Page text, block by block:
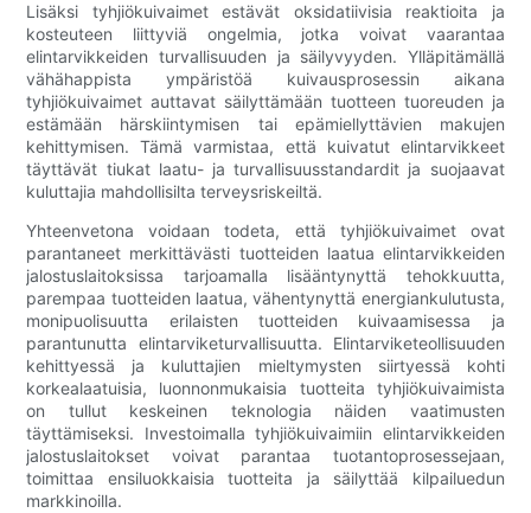
Lisäksi tyhjiökuivaimet estävät oksidatiivisia reaktioita ja
kosteuteen liittyviä ongelmia, jotka voivat vaarantaa
elintarvikkeiden turvallisuuden ja säilyvyyden. Ylläpitämällä
vähähappista ympäristöä kuivausprosessin aikana
tyhjiökuivaimet auttavat säilyttämään tuotteen tuoreuden ja
estämään härskiintymisen tai epämiellyttävien makujen
kehittymisen. Tämä varmistaa, että kuivatut elintarvikkeet
täyttävät tiukat laatu- ja turvallisuusstandardit ja suojaavat
kuluttajia mahdollisilta terveysriskeiltä.
Yhteenvetona voidaan todeta, että tyhjiökuivaimet ovat
parantaneet merkittävästi tuotteiden laatua elintarvikkeiden
jalostuslaitoksissa tarjoamalla lisääntynyttä tehokkuutta,
parempaa tuotteiden laatua, vähentynyttä energiankulutusta,
monipuolisuutta erilaisten tuotteiden kuivaamisessa ja
parantunutta elintarviketurvallisuutta. Elintarviketeollisuuden
kehittyessä ja kuluttajien mieltymysten siirtyessä kohti
korkealaatuisia, luonnonmukaisia ​​tuotteita tyhjiökuivaimista
on tullut keskeinen teknologia näiden vaatimusten
täyttämiseksi. Investoimalla tyhjiökuivaimiin elintarvikkeiden
jalostuslaitokset voivat parantaa tuotantoprosessejaan,
toimittaa ensiluokkaisia ​​tuotteita ja säilyttää kilpailuedun
markkinoilla.